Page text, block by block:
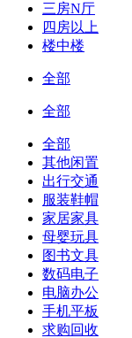
三房N厅
四房以上
楼中楼
全部
全部
全部
其他闲置
出行交通
服装鞋帽
家居家具
母婴玩具
图书文具
数码电子
电脑办公
手机平板
求购回收